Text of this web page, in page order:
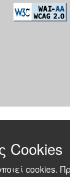
Cookies
cookies.